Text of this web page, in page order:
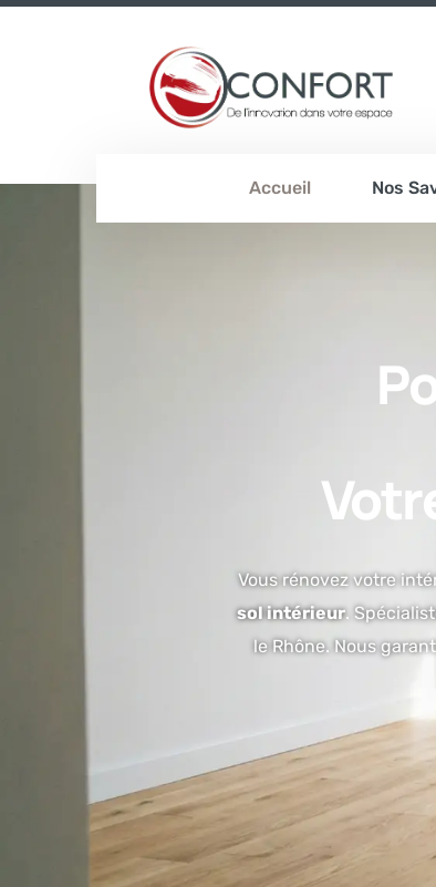
Accueil Nos
Vous rénovez votre
sol intérieur.
le Rhône. Nous